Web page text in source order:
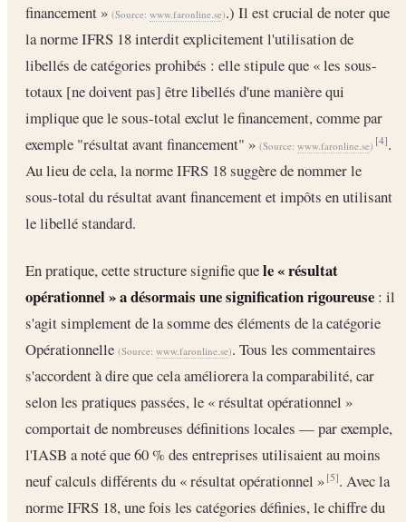
financement » (Source: www.faronline.se).) Il est crucial de noter que
la norme IFRS 18 interdit explicitement l'utilisation de
libellés de catégories prohibés : elle stipule que « les sous-
totaux [ne doivent pas] être libellés d'une manière qui
implique que le sous-total exclut le financement, comme par
exemple "résultat avant financement" » (Source: www.faronline.se) [4].
Au lieu de cela, la norme IFRS 18 suggère de nommer le
sous-total du résultat avant financement et impôts en utilisant
le libellé standard.
En pratique, cette structure signifie quele « résultat
opérationnel » a désormais une signification rigoureuse : il
s'agit simplement de la somme des éléments de la catégorie
Opérationnelle (Source: www.faronline.se). Tous les commentaires
s'accordent à dire que cela améliorera la comparabilité, car
selon les pratiques passées, le « résultat opérationnel »
comportait de nombreuses définitions locales — par exemple,
l'IASB a noté que 60 % des entreprises utilisaient au moins
neuf calculs différents du « résultat opérationnel »[5]. Avec la
norme IFRS 18, une fois les catégories définies, le chiffre du